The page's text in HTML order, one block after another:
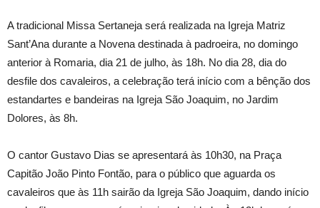
A tradicional Missa Sertaneja será realizada na Igreja Matriz
Sant’Ana durante a Novena destinada à padroeira, no domingo
anterior à Romaria, dia 21 de julho, às 18h. No dia 28, dia do
desfile dos cavaleiros, a celebração terá início com a bênção dos
estandartes e bandeiras na Igreja São Joaquim, no Jardim
Dolores, às 8h.
O cantor Gustavo Dias se apresentará às 10h30, na Praça
Capitão João Pinto Fontão, para o público que aguarda os
cavaleiros que às 11h sairão da Igreja São Joaquim, dando início